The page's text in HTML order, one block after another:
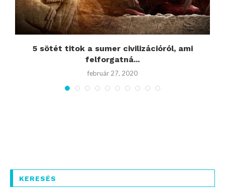
5 sötét titok a sumer civilizációról, ami
felforgatná...
február 27, 2020
KERESÉS